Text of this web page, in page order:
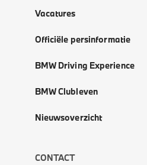
Vacatures
Officiële persinformatie
BMW Driving Experience
BMW Clubleven
Nieuwsoverzicht
CONTACT